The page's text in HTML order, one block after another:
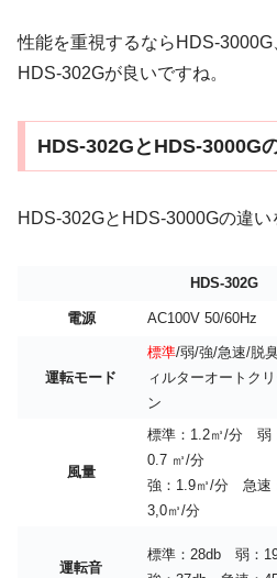
性能を重視するならHDS-
HDS-302Gが良いですね。
HDS-302GとHDS-3000G
HDS-302GとHDS-3000Gの違い
HDS-302G
電源 AC100V 50/60Hz
運転モード
標準/弱/強/急速/脱
ィルターオートク
ン
風量
標準：1.2㎥/分 弱
0.7 ㎥/分
強：1.9㎥/分 急速
3,0㎥/分
運転音
標準：28db 弱：